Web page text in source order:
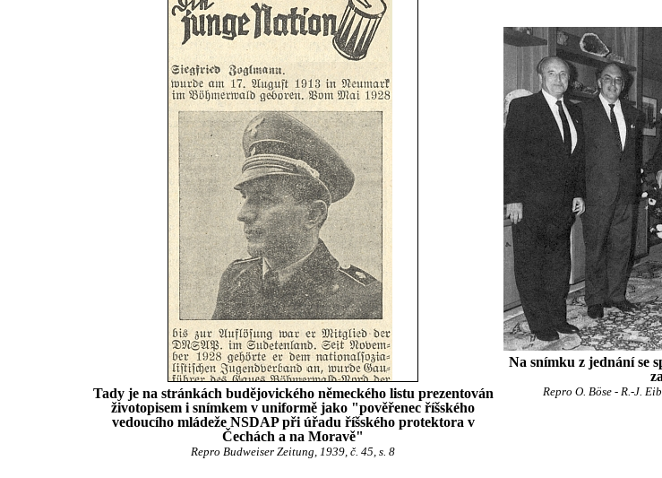
Tady je na stránkách budějovického německého listu prezentován
životopisem i snímkem v uniformě jako "pověřenec říšského
vedoucího mládeže NSDAP při úřadu říšského protektora v
Čechách a na Moravě"
Repro Budweiser Zeitung, 1939, č. 45, s. 8
Na snímku z jednání se
Repro O. Böse - R.-J.